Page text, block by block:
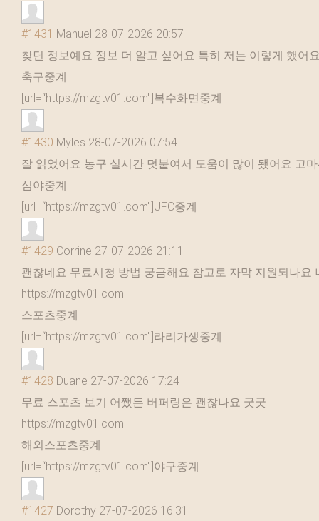
#1431 Manuel 28-07-2026 20:57
찾던 정보예요 정보 더 알고 싶어요 특히 저는 이렇게 했어
축구중계
[url=“https://mzgtv01.com"]복수화면중계
#1430 Myles 28-07-2026 07:54
잘 읽었어요 농구 실시간 덧붙여서 도움이 많이 됐어요 고
심야중계
[url=“https://mzgtv01.com"]UFC중계
#1429 Corrine 27-07-2026 21:11
괜찮네요 무료시청 방법 궁금해요 참고로 자막 지원되나요
https://mzgtv01.com
스포츠중계
[url=“https://mzgtv01.com"]라리가생중계
#1428 Duane 27-07-2026 17:24
무료 스포츠 보기 어쨌든 버퍼링은 괜찮나요 굿굿
https://mzgtv01.com
해외스포츠중계
[url=“https://mzgtv01.com"]야구중계
#1427 Dorothy 27-07-2026 16:31